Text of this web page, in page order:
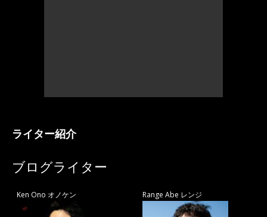
ライター紹介
ブログライター
Ken Ono オノケン Range Abe レンジ